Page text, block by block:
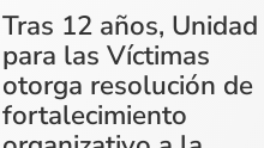
Tras 12 años, Unidad
para las Víctimas
otorga resolución de
fortalecimiento